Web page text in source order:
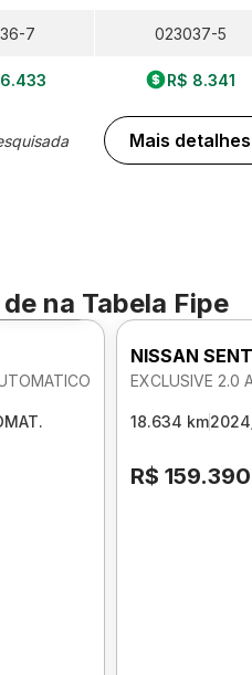
7 023037-5
R$ 8.341
Mais detalhes
na Tabela Fipe
Foto 360º
NISSAN
EXCLUSIVE 2.0
18.634 km
R$ 159.390